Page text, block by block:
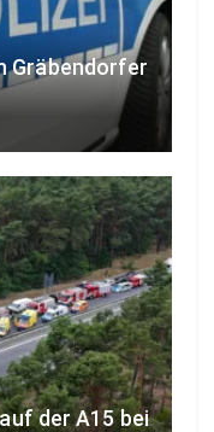
Gräbendorfer
der A15 bei